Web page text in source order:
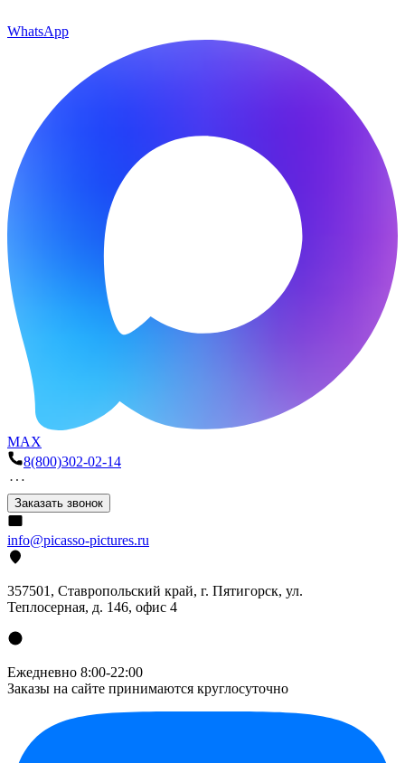
WhatsApp
MAX
8(800)302-02-14
Заказать звонок
info@picasso-pictures.ru
357501, Ставропольский край, г. Пятигорск, ул.
Теплосерная, д. 146, офис 4
Ежедневно 8:00-22:00
Заказы на сайте принимаются круглосуточно